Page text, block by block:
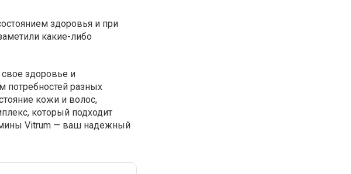
здоровья и при
какие-либо
здоровье и
потребностей разных
кожи и волос,
который подходит
Vitrum — ваш надежный